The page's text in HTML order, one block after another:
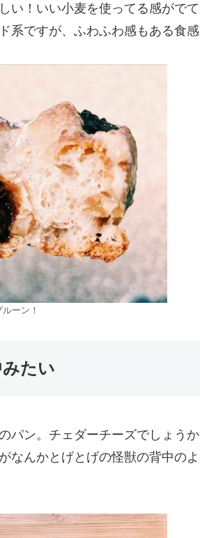
い！いい小麦を使ってる感がで
系ですが、ふわふわ感もある食感
ーン！
たい
パン。チェダーチーズでしょう
なんかとげとげの怪獣の背中の